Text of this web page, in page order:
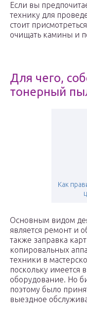
Если вы
технику для
стоит
очищать камины и
Для чего,
тонерный
Как
Основным видом
является ремонт и
также заправка
копировальных
техники в
поскольку имеется
оборудование. Но
поэтому было
выездное